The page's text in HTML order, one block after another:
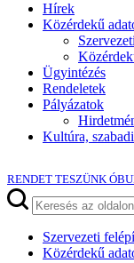
Hírek
Közérdekű
Ügyintézés
Rendeletek
Pályázatok
Kultúra,
RENDET TESZÜNK
Szervezeti
Közérdekű